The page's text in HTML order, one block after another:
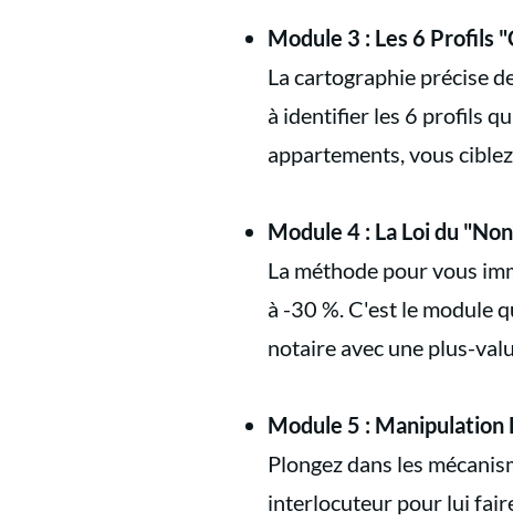
Module 3 : Les 6 Profils
La cartographie précise
à identifier les 6 profils
appartements, vous
Module 4 : La Loi du
La méthode pour vous
à -30 %. C'est le module
notaire avec une plus-
Module 5 : Manipulation
Plongez dans les
interlocuteur pour lui